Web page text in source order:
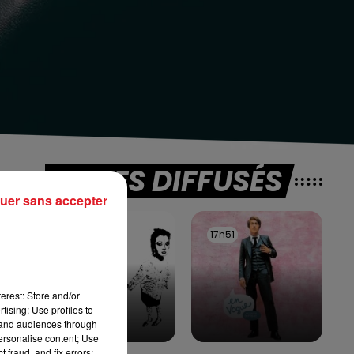
TITRES DIFFUSÉS
17h51
17h51
Store and/or
Use profiles to
audiences through
content; Use
sans accepter